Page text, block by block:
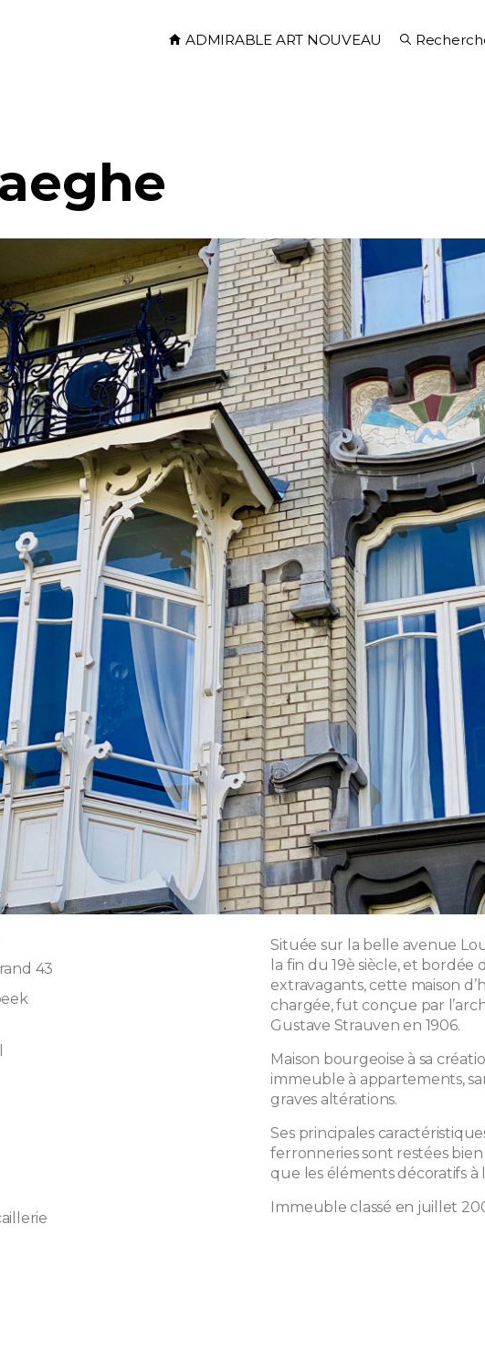
ADMIRABLE ART NOUVEAU
43
Située sur la belle avenue
la fin du 19è siècle, et bordée
extravagants, cette maison
chargée, fut conçue par
Gustave Strauven en 1906.
Maison bourgeoise à sa
immeuble à appartements,
graves altérations.
Ses principales
ferronneries sont restées
que les éléments décoratifs à
Immeuble classé en juillet